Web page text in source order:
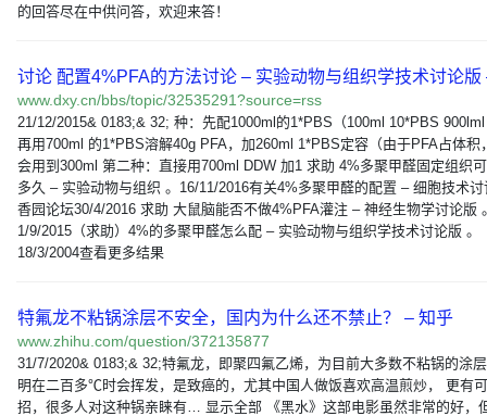
的回答尽在中供问答，欢迎来答！
讨论 配置4%PFA的方法讨论 – 实验动物与组织学技术讨论
www.dxy.cn/bbs/topic/32535291?source=rss
21/12/2015& 0183;& 32; 种：先配1000ml的1*PBS（100ml 10*PBS
再用700ml 的1*PBS溶解40g PFA，加260ml 1*PBS定容（由于PFA占体积
会用到300ml 第二种：直接用700ml DDW 加1 求助 4%多聚甲醛固定组织
多久 – 实验动物与组织 。16/11/2016有关4%多聚甲醛的配置 – 细胞技术
香园论坛30/4/2016 求助 大鼠脑能否不做4%PFA灌注 – 神经生物学讨论版
1/9/2015（求助）4%的多聚甲醛怎么配 – 实验动物与组织学技术讨论版 。
18/3/2004查看更多结果
特氟龙不粘锅涂层不安全，国内为什么还不禁止？ – 知乎
www.zhihu.com/question/372135877
31/7/2020& 0183;& 32;特氟龙，即聚四氟乙烯，为目前大多数不粘锅的涂
明在二百多℃时会挥发，是致癌的，尤其中国人做饭喜欢高温煎炒， 更有
招，很多人对这种锅亲睐有… 显示全部 《黑水》这部电影虽然非常的好，